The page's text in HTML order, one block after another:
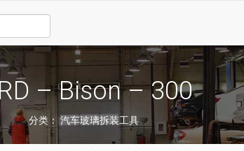
– Bison – 300
分类：汽车玻璃拆装工具